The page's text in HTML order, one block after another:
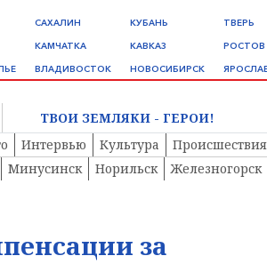
САХАЛИН
КАМЧАТКА
ВЛАДИВОСТОК
КУБАНЬ
КАВКАЗ
НОВОСИБИРСК
ТВЕРЬ
РОСТОВ
ТВОИ ЗЕМЛЯКИ - ГЕРОИ!
Интервью Культура Происшествия
Минусинск Норильск Железногорск
за